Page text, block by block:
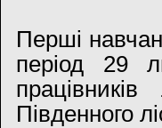
Перші
період 29
Південного